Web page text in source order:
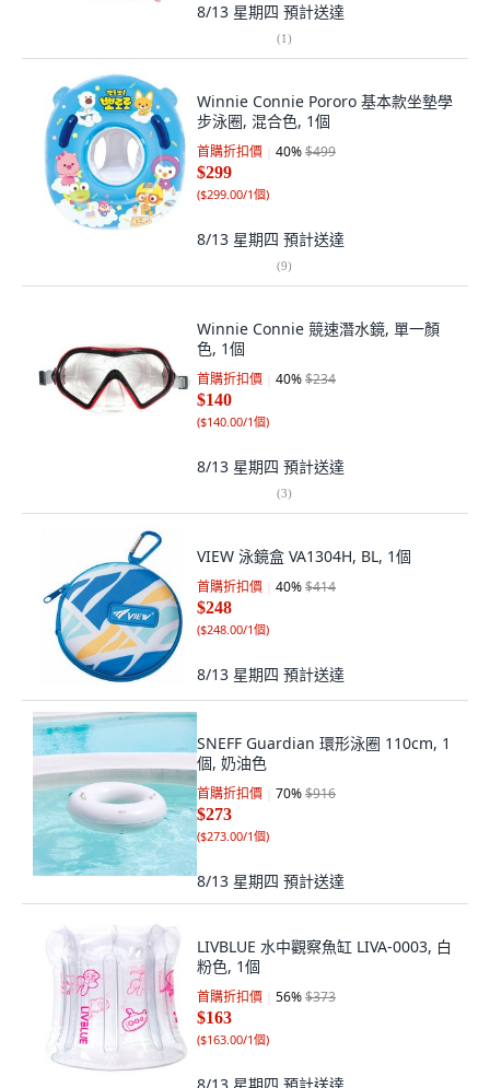
8/13 星期四 預計送達
(1)
Winnie Connie Pororo 基本款坐墊學
步泳圈, 混合色, 1個
首購折扣價 40%$499
$299
($299.00/1個)
8/13 星期四 預計送達
(9)
Winnie Connie 競速潛水鏡, 單一顏
色, 1個
首購折扣價 40%$234
$140
($140.00/1個)
8/13 星期四 預計送達
(3)
VIEW 泳鏡盒 VA1304H, BL, 1個
首購折扣價 40%$414
$248
($248.00/1個)
8/13 星期四 預計送達
SNEFF Guardian 環形泳圈 110cm, 1
個, 奶油色
首購折扣價 70%$916
$273
($273.00/1個)
8/13 星期四 預計送達
LIVBLUE 水中觀察魚缸 LIVA-0003, 白
粉色, 1個
首購折扣價 56%$373
$163
($163.00/1個)